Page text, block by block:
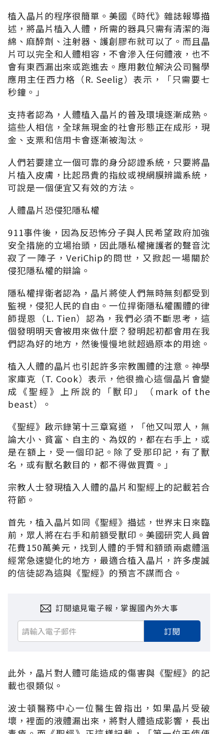
植入晶片的程序很簡單。美國《時代》雜誌報導描
述，將晶片植入人體，所需的器具只需有清潔的海
綿、麻醉劑、注射器、護創膠布就可以了。而且晶
片可以完全和人體相容，不會滲入任何體液，也不
會有東西漏出來或跑進去。應用數位解決公司醫學
應用主任西力格（R. Seelig）表示，「只需要七
秒鐘。」
支持者認為，人體植入晶片的普及環境逐漸成熟。
這些人相信，全球無現金的社會形態正在成形，現
金、支票和信用卡會逐漸被淘汰。
人們若要建立一個可靠的身分認證系統，只要將晶
片植入皮膚，比起昂貴的指紋或視網膜辨識系統，
可說是一個便宜又有效的方法。
人體晶片恐侵犯隱私權
911事件後，因為反恐怖分子與人民希望政府加強
安全措施的立場抬頭，因此隱私權擁護者的聲音沈
寂了一陣子，VeriChip的問世，又掀起一場關於
侵犯隱私權的辯論。
隱私權捍衛者認為，晶片將使人們無時無刻都受到
監視，侵犯人民的自由。一位捍衛隱私權團體的律
師提恩（L. Tien）認為，我們必須不斷思考，這
個發明明天會被用來做什麼？發明起初都會用在我
們認為好的地方，然後慢慢地就超過原本的用途。
植入人體的晶片也引起許多宗教團體的注意。神學
家庫克（T. Cook）表示，他很擔心這個晶片會變
成《聖經》上所說的「獸印」（mark of the
beast）。
《聖經》啟示錄第十三章寫道，「他又叫眾人，無
論大小、貧富、自主的、為奴的，都在右手上，或
是在額上，受一個印記。除了受那印記，有了獸
名，或有獸名數目的，都不得做買賣。」
宗教人士發現植入人體的晶片和聖經上的記載若合
符節。
首先，植入晶片如同《聖經》描述，世界末日來臨
前，眾人將在右手和前額受獸印。美國研究人員曾
花費150萬美元，找到人體的手臂和額頭兩處體溫
經常急速變化的地方，最適合植入晶片，許多虔誠
的信徒認為這與《聖經》的預言不謀而合。
訂閱遠見電子報，掌握國內外大事
訂閱
此外，晶片對人體可能造成的傷害與《聖經》的記
載也很類似。
波士頓醫務中心一位醫生曾指出，如果晶片受破
壞，裡面的液體漏出來，將對人體造成影響，長出